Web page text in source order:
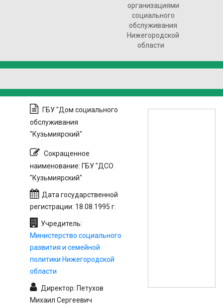
организациями
социального
обслуживания
Нижегородской
области
ГБУ "Дом социального
обслуживания
"Кузьмиярский"
Сокращенное
наименование: ГБУ "ДСО
"Кузьмиярский"
Дата государственной
регистрации: 18.08.1995 г.
Учредитель:
Министерство социального
развития и семейной
политики Нижегородской
области
Директор: Петухов
Михаил Сергеевич